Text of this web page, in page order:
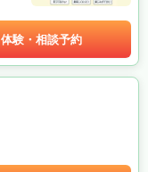
体験・相談予約